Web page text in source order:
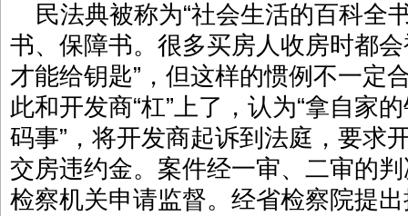
民法典被称为“社会生活的百科全
书、保障书。很多买房人收房时都
才能给钥匙”，但这样的惯例不一定
此和开发商“杠”上了，认为“拿自家
码事”，将开发商起诉到法庭，要求
交房违约金。案件经一审、二审的
检察机关申请监督。经省检察院提